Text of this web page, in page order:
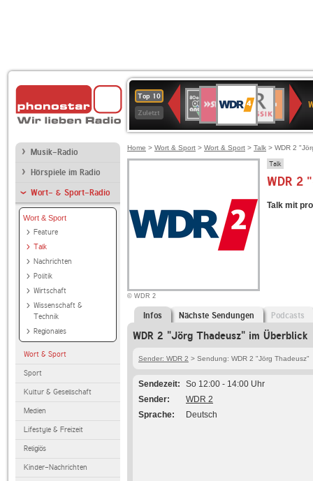
Top 10
Zuletzt
Deutschlandfunk
80er
90er
OLDIE
ANTENNE
4
KLASSIK
Kultur
Kultur
2
Musik-Radio
Hörspiele im Radio
Wort- & Sport-Radio
Wort & Sport
Feature
Talk
Nachrichten
Politik
Wirtschaft
Wissenschaft &
Technik
Regionales
Wort & Sport
Sport
Kultur & Gesellschaft
Medien
Lifestyle & Freizeit
Religiös
Kinder-Nachrichten
Home > Wort & Sport > Wort & Sport > Talk > WDR 2
© WDR 2
Talk
WDR 2
Talk mit
Infos Nächste Sendungen Podcasts
WDR 2 "Jörg Thadeusz" im Überblick
Sender: WDR 2 > Sendung: WDR 2 "Jörg Thadeusz"
Sendezeit
So 12:00 - 14:00 Uhr
Sender
WDR 2
Sprache
Deutsch